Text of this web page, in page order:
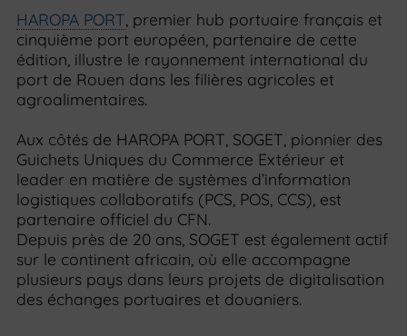
HAROPA PORT , premier hub portuaire français et
cinquième port européen, partenaire de cette
édition, illustre le rayonnement international du
port de Rouen dans les filières agricoles et
agroalimentaires.
Aux côtés de HAROPA PORT, SOGET, pionnier des
Guichets Uniques du Commerce Extérieur et
leader en matière de systèmes d’information
logistiques collaboratifs (PCS, POS, CCS), est
partenaire officiel du CFN.
Depuis près de 20 ans, SOGET est également actif
sur le continent africain, où elle accompagne
plusieurs pays dans leurs projets de digitalisation
des échanges portuaires et douaniers.